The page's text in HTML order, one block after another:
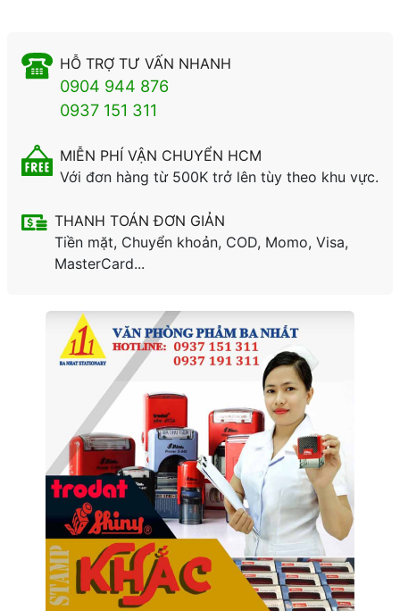
HỖ TRỢ TƯ VẤN NHANH
0904 944 876
0937 151 311
MIỄN PHÍ VẬN CHUYỂN HCM
Với đơn hàng từ 500K trở lên tùy theo khu vực.
THANH TOÁN ĐƠN GIẢN
Tiền mặt, Chuyển khoản, COD, Momo, Visa,
MasterCard...